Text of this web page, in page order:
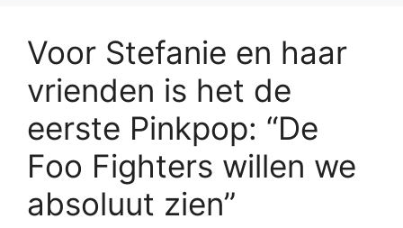
Voor Stefanie en haar
vrienden is het de
eerste Pinkpop: “De
Foo Fighters willen we
absoluut zien”